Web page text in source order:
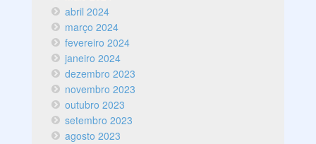
abril 2024
março 2024
fevereiro 2024
janeiro 2024
dezembro 2023
novembro 2023
outubro 2023
setembro 2023
agosto 2023